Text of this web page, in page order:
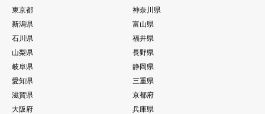
東京都
神奈川県
新潟県
富山県
石川県
福井県
山梨県
長野県
岐阜県
静岡県
愛知県
三重県
滋賀県
京都府
大阪府
兵庫県